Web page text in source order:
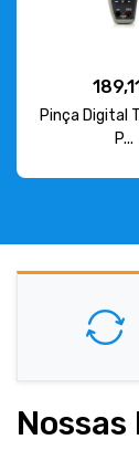
Pinça Digital
P...
Nossas